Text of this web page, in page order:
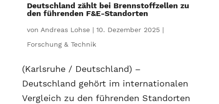
Deutschland zählt bei Brennstoffzellen zu
den führenden F&E-Standorten
von Andreas Lohse| 10. Dezember 2025|
Forschung & Technik
(Karlsruhe / Deutschland) –
Deutschland gehört im internationalen
Vergleich zu den führenden Standorten